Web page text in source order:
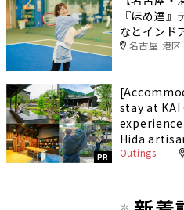
『ほめ達
なとインド
名古屋 港区
PR
stay at KAI
Hida
Outings